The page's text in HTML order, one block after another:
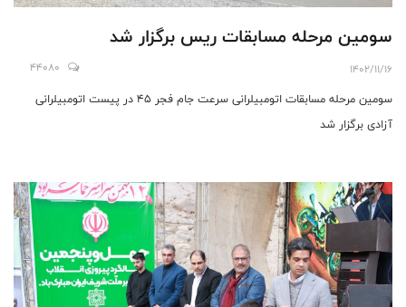
سومین مرحله مسابقات ریس برگزار شد
1402/11/16
44080
سومین مرحله مسابقات اتومبیلرانی سرعت جام فجر ۴۵ در پیست اتومبیلرانی
آزادی برگزار شد